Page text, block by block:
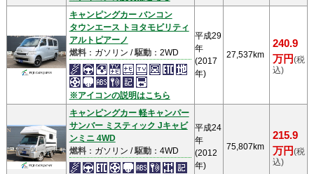
キャンピングカー バンコン
タウンエース トヨタモビリティ
アルトピアーノ
燃料：ガソリン /駆動：2WD
※アイコンの説明はこちら
平成29
年
(2017
年)
27,537km
240.9
万円(税
込)
キャンピングカー 軽キャンパー
サンバー ミスティック Jキャビ
ンミニ 4WD
燃料：ガソリン /駆動：4WD
平成24
年
(2012
年)
75,807km
215.9
万円(税
込)